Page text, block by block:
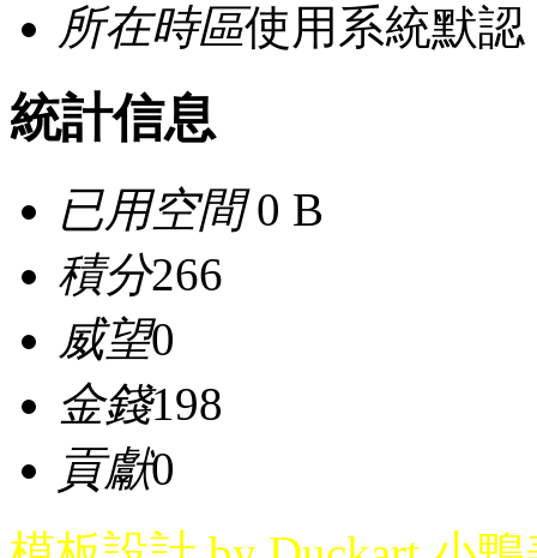
所在時區使用系統默認
統計信息
已用空間0 B
積分266
威望0
金錢198
貢獻0